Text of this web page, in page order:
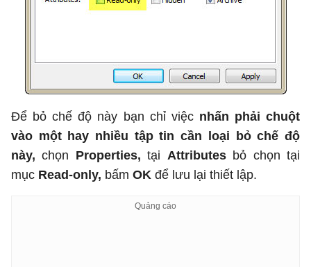
Để bỏ chế độ này bạn chỉ việc nhấn phải chuột
vào một hay nhiều tập tin cần loại bỏ chế độ
này, chọn Properties, tại Attributesbỏ chọn tại
mục Read-only, bấm OK để lưu lại thiết lập.